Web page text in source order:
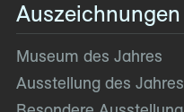
Auszeichnungen
Museum des Jahres
Ausstellung des Jahres